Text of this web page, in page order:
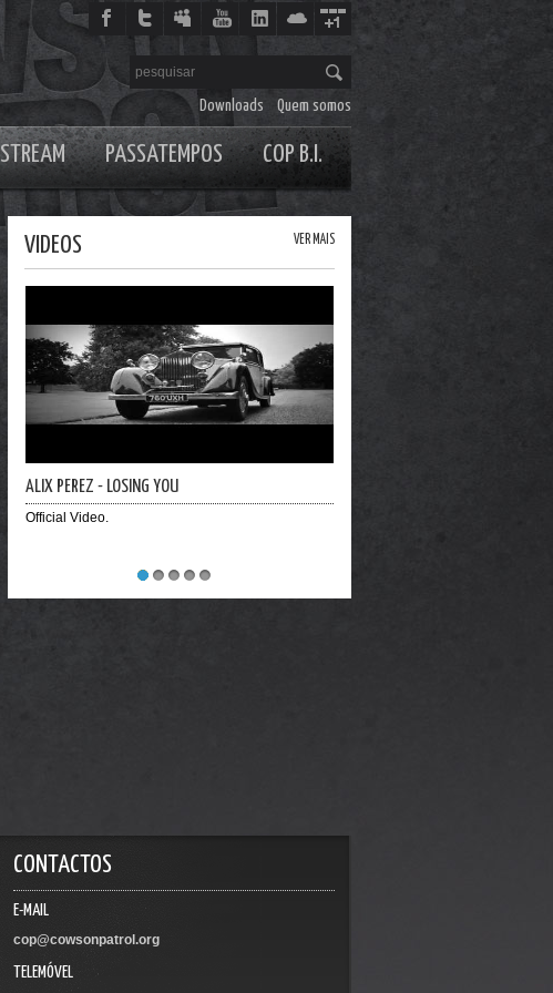
Downloads Quem somos
STREAM PASSATEMPOS COP B.I.
VIDEOS VER MAIS
ALIX PEREZ - LOSING YOU
Official Video.
CONTACTOS
E-MAIL
cop@cowsonpatrol.org
TELEMÓVEL